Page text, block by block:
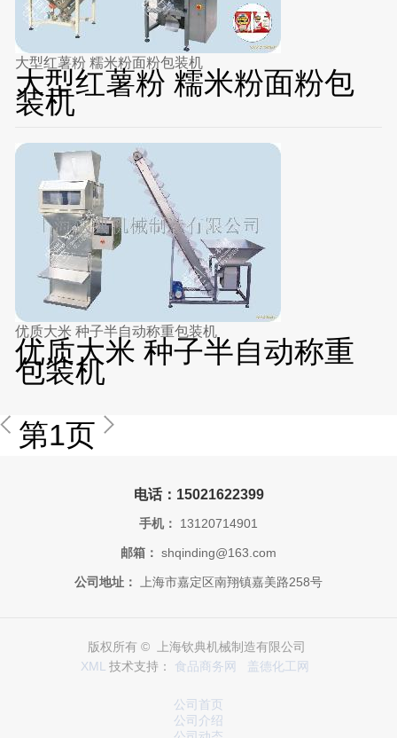
大型红薯粉 糯米粉面粉包装机
大型红薯粉 糯米粉面粉包
装机
优质大米 种子半自动称重包装机
优质大米 种子半自动称重
包装机
第1页
电话：15021622399
手机： 13120714901
邮箱： shqinding@163.com
公司地址： 上海市嘉定区南翔镇嘉美路258号
版权所有 © 上海钦典机械制造有限公司
XML 技术支持： 食品商务网 盖德化工网
公司首页
公司介绍